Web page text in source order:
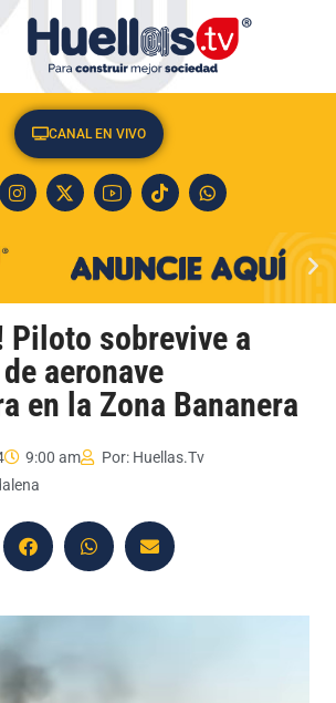
CANAL EN VIVO
Piloto sobrevive a
aeronave
en la Zona Bananera
9:00 am Por: Huellas.Tv